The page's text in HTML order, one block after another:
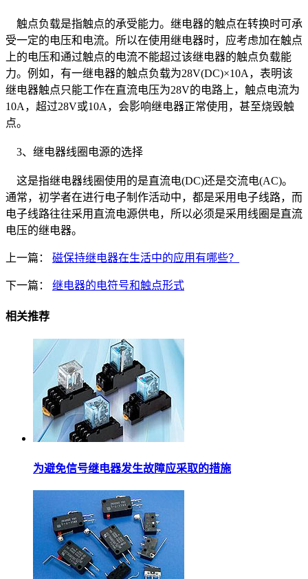
触点负载是指触点的承受能力。继电器的触点在转换时可承
受一定的电压和电流。所以在使用继电器时，应考虑加在触点
上的电压和通过触点的电流不能超过该继电器的触点负载能
力。例如，有一继电器的触点负载为28V(DC)×10A，表明该
继电器触点只能工作在直流电压为28V的电路上，触点电流为
10A，超过28V或10A，会影响继电器正常使用，甚至烧毁触
点。
3、继电器线圈电源的选择
这是指继电器线圈使用的是直流电(DC)还是交流电(AC)。
通常，初学者在进行电子制作活动中，都是采用电子线路，而
电子线路往往采用直流电源供电，所以必须是采用线圈是直流
电压的继电器。
上一篇： 磁保持继电器在生活中的应用有哪些？
下一篇： 继电器的电符号和触点形式
相关推荐
为避免信号继电器发生故障应采取的措施